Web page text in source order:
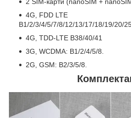
4G, FDD LTE
B1/2/3/4/5/7/8/12/13/17/18/19/20/
4G, TDD-LTE B38/40/41
3G, WCDMA: B1/2/4/5/8.
2G, GSM: B2/3/5/8.